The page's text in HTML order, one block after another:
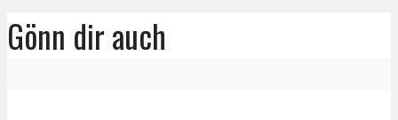
Gönn dir auch